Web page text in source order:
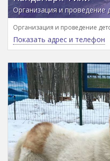
Организация и проведение
Организация и проведение
Показать адрес и телефон